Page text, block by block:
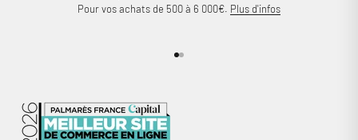
Pour vos achats de 500 à 6 000€. Plus d'infos
Aller à l'élément 1
Aller à l'élément 2